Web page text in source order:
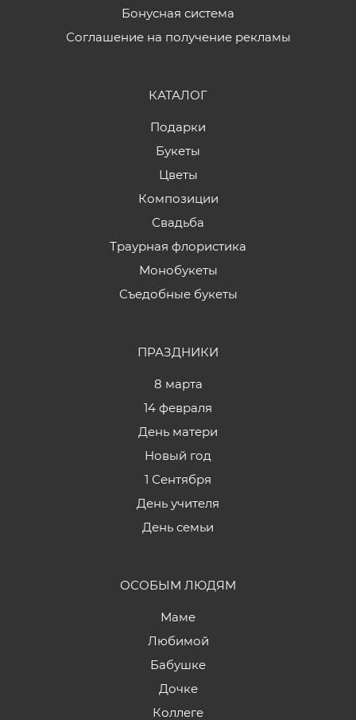
Бонусная система
Соглашение на получение рекламы
КАТАЛОГ
Подарки
Букеты
Цветы
Композиции
Свадьба
Траурная флористика
Монобукеты
Съедобные букеты
ПРАЗДНИКИ
8 марта
14 февраля
День матери
Новый год
1 Сентября
День учителя
День семьи
ОСОБЫМ ЛЮДЯМ
Маме
Любимой
Бабушке
Дочке
Коллеге